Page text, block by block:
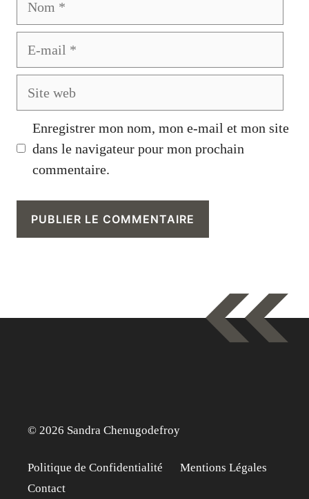
Enregistrer mon nom, mon e-mail et mon site
dans le navigateur pour mon prochain
commentaire.
© 2026 Sandra Chenugodefroy
Politique de Confidentialité
Mentions Légales
Contact